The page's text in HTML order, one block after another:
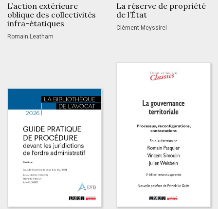
L’action extérieure
oblique des collectivités
infra-étatiques
Romain Leatham
La réserve de propriété
de l’État
Clément Meyssirel